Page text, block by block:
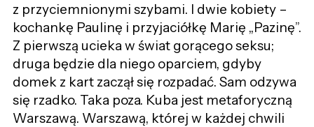
z przyciemnionymi szybami. I dwie kobiety –
kochankę Paulinę i przyjaciółkę Marię „Pazinę”.
Z pierwszą ucieka w świat gorącego seksu;
druga będzie dla niego oparciem, gdyby
domek z kart zaczął się rozpadać. Sam odzywa
się rzadko. Taka poza. Kuba jest metaforyczną
Warszawą. Warszawą, której w każdej chwili